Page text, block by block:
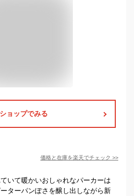
ショップでみる
価格と在庫を楽天でチェック >>
いて暖かいおしゃれなパーカーは
ターパンぽさを醸し出しながら新